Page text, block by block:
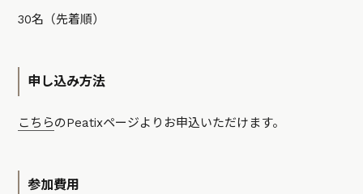
30名（先着順）
申し込み方法
こちらのPeatixページよりお申込いただけます。
参加費用